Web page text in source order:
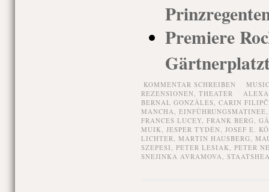
Premiere
KOMMENTAR SCHREIBEN
REZENSIONEN, THEATER
BERNAL GONZÀLES, CARIN
MANCHA, EINFÜHRUNGSMATINEE
FRANCES LUCEY, FRANK BERG,
MUIK, JESPER TYDÉN, JOSEF E.
LICHTER, MARTIN HAUSBERG,
SZEPESI, PETER LESIAK, PETER
SNEJINKA AVRAMOVA,